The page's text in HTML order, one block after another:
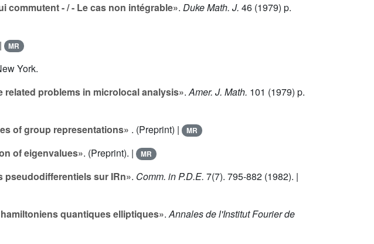
- / - Le cas non intégrable». Duke Math. J. 46 (1979) p.
MR
York.
problems in microlocal analysis».Amer. J. Math. 101 (1979) p.
of group representations» . (Preprint) | MR
of eigenvalues». (Preprint). | MR
sur IRn». Comm. in P.D.E. 7(7). 795-882 (1982). |
quantiques elliptiques».Annales de l'Institut Fourier de